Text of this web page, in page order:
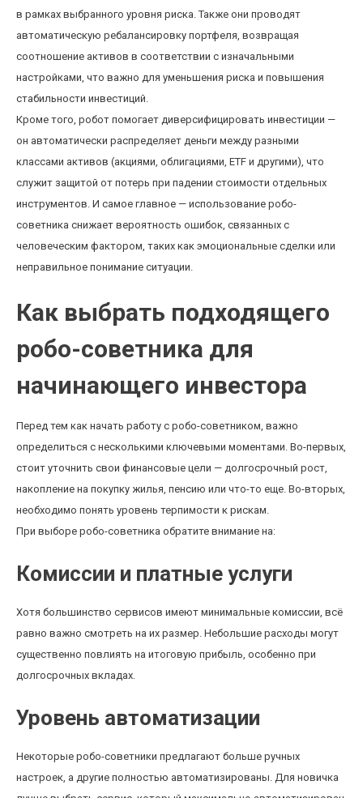
в рамках выбранного уровня риска. Также они проводят
автоматическую ребалансировку портфеля, возвращая
соотношение активов в соответствии с изначальными
настройками, что важно для уменьшения риска и повышения
стабильности инвестиций.
Кроме того, робот помогает диверсифицировать инвестиции —
он автоматически распределяет деньги между разными
классами активов (акциями, облигациями, ETF и другими), что
служит защитой от потерь при падении стоимости отдельных
инструментов. И самое главное — использование робо-
советника снижает вероятность ошибок, связанных с
человеческим фактором, таких как эмоциональные сделки или
неправильное понимание ситуации.
Как выбрать подходящего
робо-советника для
начинающего инвестора
Перед тем как начать работу с робо-советником, важно
определиться с несколькими ключевыми моментами. Во-первых,
стоит уточнить свои финансовые цели — долгосрочный рост,
накопление на покупку жилья, пенсию или что-то еще. Во-вторых,
необходимо понять уровень терпимости к рискам.
При выборе робо-советника обратите внимание на:
Комиссии и платные услуги
Хотя большинство сервисов имеют минимальные комиссии, всё
равно важно смотреть на их размер. Небольшие расходы могут
существенно повлиять на итоговую прибыль, особенно при
долгосрочных вкладах.
Уровень автоматизации
Некоторые робо-советники предлагают больше ручных
настроек, а другие полностью автоматизированы. Для новичка